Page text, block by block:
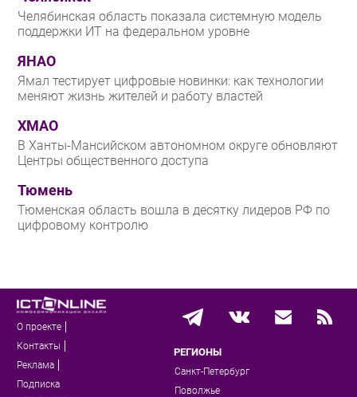
Челябинская область показала системную модель
поддержки ИТ на федеральном уровне
ЯНАО
Ямал тестирует цифровые новинки: как технологии
меняют жизнь жителей и работу властей
ХМАО
В Ханты-Мансийском автономном округе обновляют
Центры общественного доступа
Тюмень
Тюменская область вошла в десятку лидеров РФ по
цифровому контролю
О проекте
Контакты
Реклама
Подписка
РЕГИОНЫ
Санкт-Петербург
Поволжье